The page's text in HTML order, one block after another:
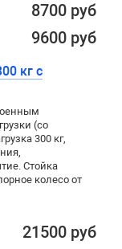
8700 руб
9600 руб
кг с
(со
300 кг,
Стойка
колесо от
21500 руб